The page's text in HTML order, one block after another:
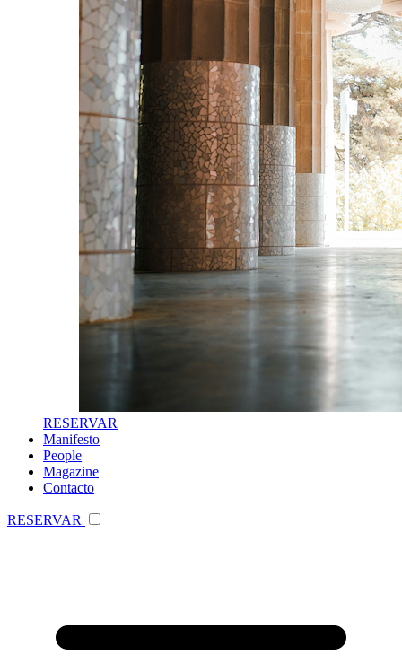
RESERVAR
Manifesto
People
Magazine
Contacto
RESERVAR